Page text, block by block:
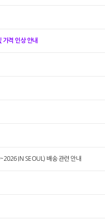
격 인상 안내
IN SEOUL) 배송 관련 안내